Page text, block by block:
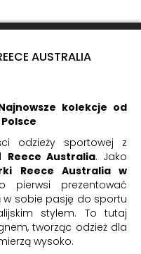
AUSTRALIA
kolekcje od
odzieży sportowej z
Reece Australia. Jako
Reece Australia w
pierwsi prezentować
w sobie pasję do sportu
stylem. To tutaj
tworząc odzież dla
wysoko.